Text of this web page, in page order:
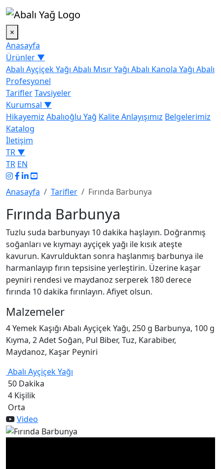
×
Anasayfa
Ürünler ▼
Abalı Ayçiçek Yağı Abalı Mısır Yağı Abalı Kanola Yağı Abalı
Profesyonel
TariflerTavsiyeler
Kurumsal ▼
Hikayemiz Abalıoğlu Yağ Kalite Anlayışımız Belgelerimiz
Katalog
İletişim
TR ▼
TR EN
Anasayfa Tarifler Fırında Barbunya
Fırında Barbunya
Tuzlu suda barbunyayı 10 dakika haşlayın. Doğranmış
soğanları ve kıymayı ayçiçek yağı ile kısık ateşte
kavurun. Kavrulduktan sonra haşlanmış barbunya ile
harmanlayıp fırın tepsisine yerleştirin. Üzerine kaşar
peyniri rendesi ve maydanoz serperek 180 derece
fırında 10 dakika fırınlayın. Afiyet olsun.
Malzemeler
4 Yemek Kaşığı Abalı Ayçiçek Yağı, 250 g Barbunya, 100 g
Kıyma, 2 Adet Soğan, Pul Biber, Tuz, Karabiber,
Maydanoz, Kaşar Peyniri
Abalı Ayçiçek Yağı
50 Dakika
4 Kişilik
Orta
Video